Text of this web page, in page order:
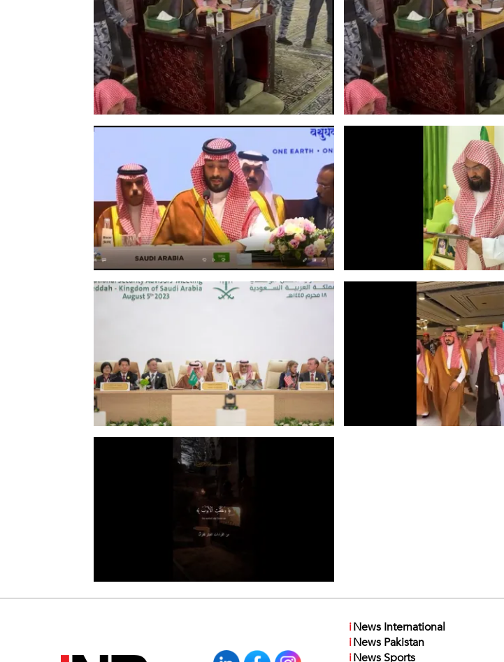
iNews International
iNews Pakistan
iNews Sports